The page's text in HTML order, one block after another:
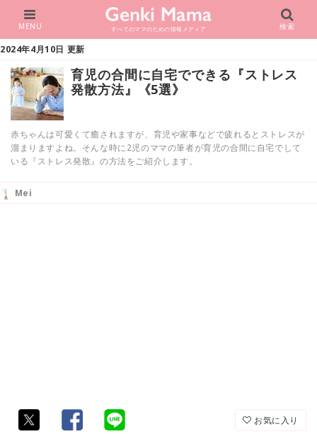
すべてのママのための情報メディア
MENU 検索
2024年4月10日 更新
育児の合間に自宅でできる『ストレス
発散方法』《5選》
赤ちゃんは可愛くて癒されますが、育児や家事などで疲れるとストレスが
溜まりますよね。そんな時に2児のママの筆者が育児の合間に自宅でして
いる『ストレス発散』の方法をご紹介します。
Mei
お気に入り